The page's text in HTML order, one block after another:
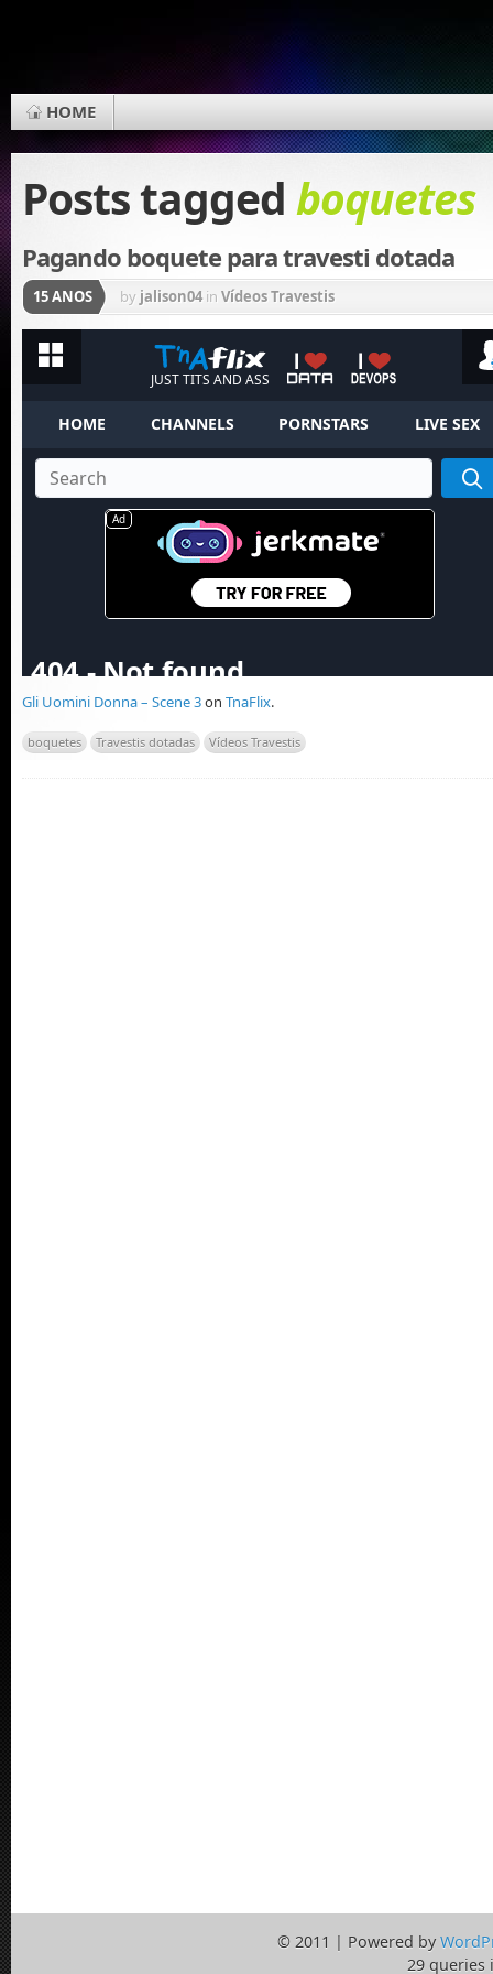
HOME
Posts tagged boquetes
Pagando boquete para travesti dotada
15 ANOS by jalison04 in Vídeos Travestis
Gli Uomini Donna – Scene 3on TnaFlix.
boquetes Travestis dotadas Vídeos Travestis
© 2011 | Powered by
29 queries